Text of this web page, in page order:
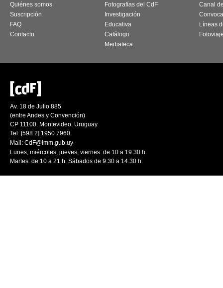
Quiénes somos
Suscripción
FAQ
Contacto
Fotografías del CdF
Investigación
Educativa
Catálogo
Mediateca
Canal
Líneas
Av. 18 de Julio 885
(entre Andes y Convención)
CP 11100. Montevideo. Uruguay
Tel: [598 2] 1950 7960
Mail: CdF@imm.gub.uy
Lunes, miércoles, jueves, viernes: de 10 a 19.30 h.
Martes: de 10 a 21 h. Sábados de 9.30 a 14.30 h.